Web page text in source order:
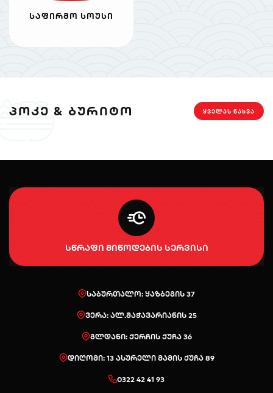
საფირმო სოუსი
ᲞᲝᲙᲔ & ᲑᲣᲠᲘᲢᲝ ᲧᲕᲔᲚᲐᲡ ᲜᲐᲮᲕᲐ
სწრაფი მიწოდების სერვისი
საბურთალო: ყაზბეგის 37
ვერა: ალ.მაჭავარიანის 25
გლდანი: ქერჩის ქუჩა 36
დიღომი: 13 ასურელი მამის ქუჩა 89
0322 42 41 93